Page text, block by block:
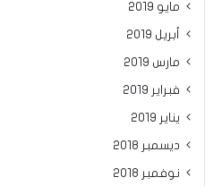
مايو 2019
أبريل 2019
مارس 2019
فبراير 2019
يناير 2019
ديسمبر 2018
نوفمبر 2018